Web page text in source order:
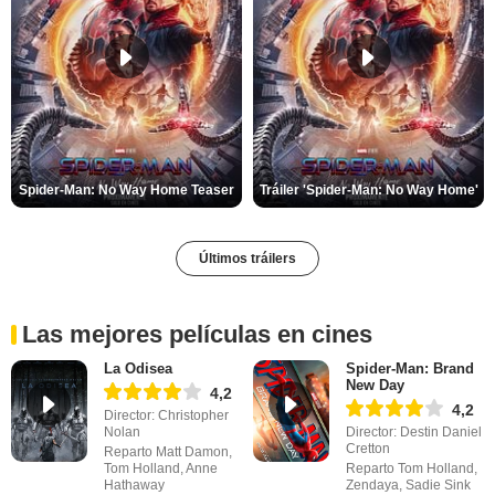
Spider-Man: No Way Home Teaser Tráiler 'Spider-Man: No Way Home'
Últimos tráilers
Las mejores películas en cines
La Odisea
4,2
Director: Christopher
Nolan
Reparto Matt Damon,
Tom Holland, Anne
Hathaway
Spider-Man: Brand
New Day
4,2
Director: Destin Daniel
Cretton
Reparto Tom Holland,
Zendaya, Sadie Sink